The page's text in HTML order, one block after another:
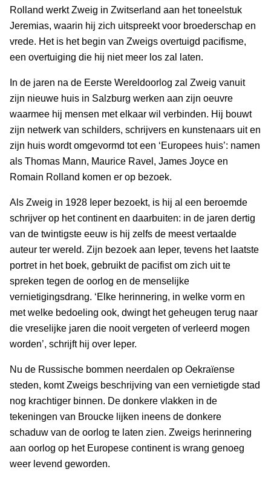
Rolland werkt Zweig in Zwitserland aan het toneelstuk
Jeremias, waarin hij zich uitspreekt voor broederschap en
vrede. Het is het begin van Zweigs overtuigd pacifisme,
een overtuiging die hij niet meer los zal laten.
In de jaren na de Eerste Wereldoorlog zal Zweig vanuit
zijn nieuwe huis in Salzburg werken aan zijn oeuvre
waarmee hij mensen met elkaar wil verbinden. Hij bouwt
zijn netwerk van schilders, schrijvers en kunstenaars uit en
zijn huis wordt omgevormd tot een ‘Europees huis’: namen
als Thomas Mann, Maurice Ravel, James Joyce en
Romain Rolland komen er op bezoek.
Als Zweig in 1928 Ieper bezoekt, is hij al een beroemde
schrijver op het continent en daarbuiten: in de jaren dertig
van de twintigste eeuw is hij zelfs de meest vertaalde
auteur ter wereld. Zijn bezoek aan Ieper, tevens het laatste
portret in het boek, gebruikt de pacifist om zich uit te
spreken tegen de oorlog en de menselijke
vernietigingsdrang. ‘Elke herinnering, in welke vorm en
met welke bedoeling ook, dwingt het geheugen terug naar
die vreselijke jaren die nooit vergeten of verleerd mogen
worden’, schrijft hij over Ieper.
Nu de Russische bommen neerdalen op Oekraïense
steden, komt Zweigs beschrijving van een vernietigde stad
nog krachtiger binnen. De donkere vlakken in de
tekeningen van Broucke lijken ineens de donkere
schaduw van de oorlog te laten zien. Zweigs herinnering
aan oorlog op het Europese continent is wrang genoeg
weer levend geworden.